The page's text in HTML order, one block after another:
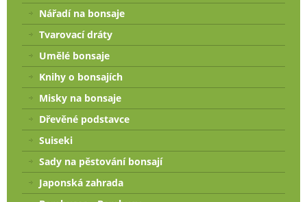
Nářadí na bonsaje
Tvarovací dráty
Umělé bonsaje
Knihy o bonsajích
Misky na bonsaje
Dřevěné podstavce
Suiseki
Sady na pěstování bonsají
Japonská zahrada